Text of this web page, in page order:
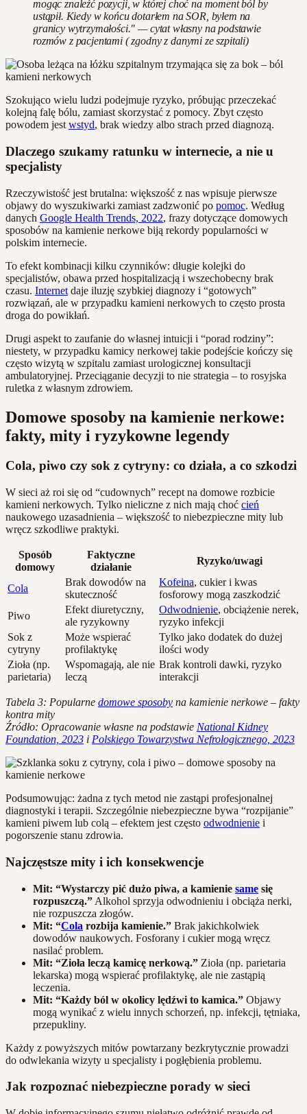
mogąc znaleźć pozycji, w której choć na moment ból by
ustąpił. Kiedy w końcu dotarłem na SOR, byłem na
granicy wytrzymałości." — cytat własny na podstawie
rozmów z pacjentami ( zgodny z danymi ze szpitali)
Szokująco wielu ludzi podejmuje ryzyko, próbując przeczekać
kolejną falę bólu, zamiast skorzystać z pomocy. Zbyt często
powodem jest wstyd, brak wiedzy albo strach przed diagnozą.
Dlaczego szukamy ratunku w internecie, a nie u
specjalisty
Rzeczywistość jest brutalna: większość z nas wpisuje pierwsze
objawy do wyszukiwarki zamiast zadzwonić po pomoc. Według
danych Google Health Trends, 2022, frazy dotyczące domowych
sposobów na kamienie nerkowe biją rekordy popularności w
polskim internecie.
To efekt kombinacji kilku czynników: długie kolejki do
specjalistów, obawa przed hospitalizacją i wszechobecny brak
czasu. Internet daje iluzję szybkiej diagnozy i “gotowych”
rozwiązań, ale w przypadku kamieni nerkowych to często prosta
droga do powikłań.
Drugi aspekt to zaufanie do własnej intuicji i “porad rodziny”:
niestety, w przypadku kamicy nerkowej takie podejście kończy się
często wizytą w szpitalu zamiast urologicznej konsultacji
ambulatoryjnej. Przeciąganie decyzji to nie strategia – to rosyjska
ruletka z własnym zdrowiem.
Domowe sposoby na kamienie nerkowe:
fakty, mity i ryzykowne legendy
Cola, piwo czy sok z cytryny: co działa, a co szkodzi
W sieci aż roi się od “cudownych” recept na domowe rozbicie
kamieni nerkowych. Tylko nieliczne z nich mają choć cień
naukowego uzasadnienia – większość to niebezpieczne mity lub
wręcz szkodliwe praktyki.
Sposób
domowy
Faktyczne
działanie
Ryzyko/uwagi
Cola
Brak dowodów na
skuteczność
Kofeina, cukier i kwas
fosforowy mogą zaszkodzić
Piwo
Efekt diuretyczny,
ale ryzykowny
Odwodnienie, obciążenie nerek,
ryzyko infekcji
Sok z
cytryny
Może wspierać
profilaktykę
Tylko jako dodatek do dużej
ilości wody
Zioła (np.
parietaria)
Wspomagają, ale nie
leczą
Brak kontroli dawki, ryzyko
interakcji
Tabela 3: Popularne domowe sposoby na kamienie nerkowe – fakty
kontra mity
Źródło: Opracowanie własne na podstawie National Kidney
Foundation, 2023 i Polskiego Towarzystwa Nefrologicznego, 2023
Podsumowując: żadna z tych metod nie zastąpi profesjonalnej
diagnostyki i terapii. Szczególnie niebezpieczne bywa “rozpijanie”
kamieni piwem lub colą – efektem jest często odwodnienie i
pogorszenie stanu zdrowia.
Najczęstsze mity i ich konsekwencje
Mit: “Wystarczy pić dużo piwa, a kamienie same się
rozpuszczą.” Alkohol sprzyja odwodnieniu i obciąża nerki,
nie rozpuszcza złogów.
Mit: “Cola rozbija kamienie.” Brak jakichkolwiek
dowodów naukowych. Fosforany i cukier mogą wręcz
nasilać problem.
Mit: “Zioła leczą kamicę nerkową.” Zioła (np. parietaria
lekarska) mogą wspierać profilaktykę, ale nie zastąpią
leczenia.
Mit: “Każdy ból w okolicy lędźwi to kamica.” Objawy
mogą wynikać z wielu innych schorzeń, np. infekcji, tętniaka,
przepukliny.
Każdy z powyższych mitów powtarzany bezkrytycznie prowadzi
do odwlekania wizyty u specjalisty i pogłębienia problemu.
Jak rozpoznać niebezpieczne porady w sieci